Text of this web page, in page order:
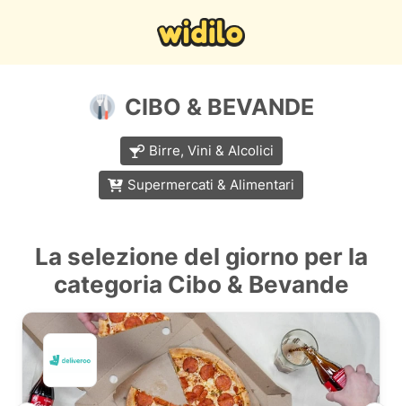
CIBO & BEVANDE
Birre, Vini & Alcolici
Supermercati & Alimentari
La selezione del giorno per la
categoria Cibo & Bevande